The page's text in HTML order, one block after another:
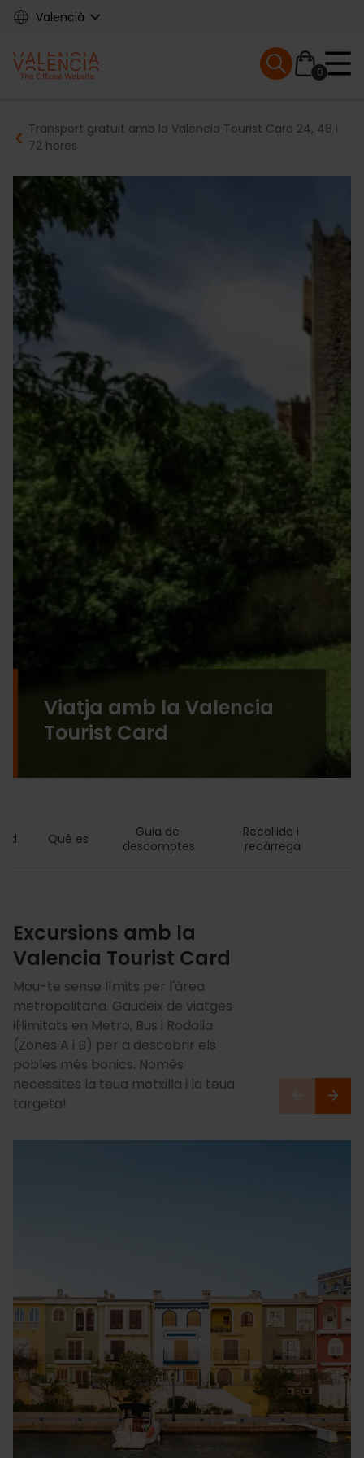
Skip
content
Valencià
Main
navigation
0
Mobile menu
Breadcrumb
Transport gratuït amb la Valencia Tourist Card 24, 48 i
72 hores
Viatja amb la Valencia
Tourist Card
Qué es
Guia de
descomptes
Recollida i
recàrrega
Excursions amb la
Valencia Tourist Card
Mou-te sense límits per l'àrea
metropolitana. Gaudeix de viatges
il·limitats en Metro, Bus i Rodalia
(Zones A i B) per a descobrir els
pobles més bonics. Només
necessites la teua motxilla i la teua
targeta!